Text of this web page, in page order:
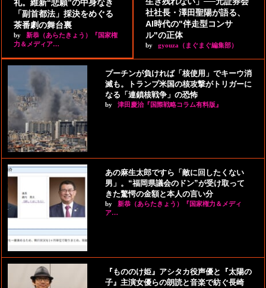
礼。維新“悲願”の中身なき
「副首都法」採決をめぐる
茶番劇の舞台裏
by
新恭（あらたきょう）『国家権
力＆メディア…
社社長・澤田聖陽が語る、
AI時代の"伴走型コンサ
ル"の正体
by gyouza（まぐまぐ編集部）
プーチンが負ければ「核使用」でキーウ消
滅も。トランプ米国の核攻撃がトリガーに
なる「連鎖核戦争」の恐怖
by 津田慶治『国際戦略コラム有料版』
あの麻生太郎ですら「敵に回したくない
男」。“福岡県議会のドン”が受け取って
きた驚愕の金額と本人の言い分
by
新恭（あらたきょう）『国家権力＆メディ
ア…
『もののけ姫』アシタカ役声優と『太陽の
子』主演女優らの朗読と音楽で紡ぐ長崎